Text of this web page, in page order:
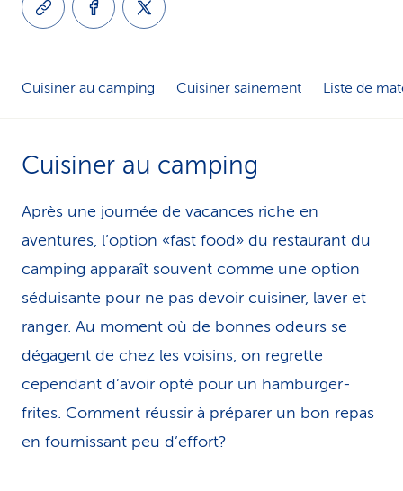
c
Cuisiner au camping Cuisiner sainement Liste de
Cuisiner au camping
Après une journée de vacances riche en
aventures, l’option «fast food» du restaurant du
camping apparaît souvent comme une option
séduisante pour ne pas devoir cuisiner, laver et
ranger. Au moment où de bonnes odeurs se
dégagent de chez les voisins, on regrette
cependant d’avoir opté pour un hamburger-
frites. Comment réussir à préparer un bon repas
en fournissant peu d’effort?